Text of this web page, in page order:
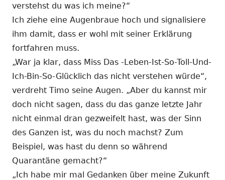
verstehst du was ich meine?“
Ich ziehe eine Augenbraue hoch und signalisiere
ihm damit, dass er wohl mit seiner Erklärung
fortfahren muss.
„War ja klar, dass Miss Das -Leben-Ist-So-Toll-Und-
Ich-Bin-So-Glücklich das nicht verstehen würde“,
verdreht Timo seine Augen. „Aber du kannst mir
doch nicht sagen, dass du das ganze letzte Jahr
nicht einmal dran gezweifelt hast, was der Sinn
des Ganzen ist, was du noch machst? Zum
Beispiel, was hast du denn so während
Quarantäne gemacht?“
„Ich habe mir mal Gedanken über meine Zukunft